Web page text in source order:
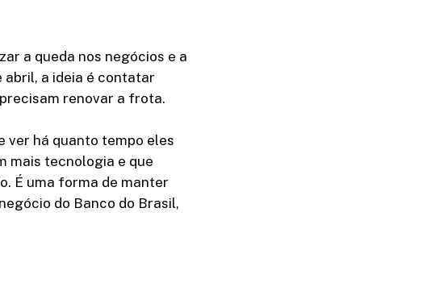
a queda nos negócios e a
a ideia é contatar
renovar a frota.
ver há quanto tempo eles
mais tecnologia e que
É uma forma de manter
do Banco do Brasil,